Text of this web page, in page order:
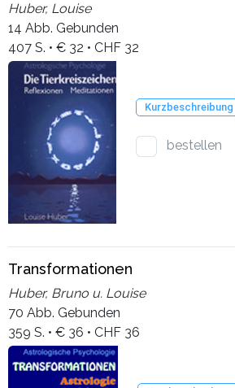
Huber, Louise
14 Abb. Gebunden
407 S. • € 32 • CHF 32
Kurzbeschreibung
bestellen
Transformationen
Huber, Bruno u. Louise
70 Abb. Gebunden
359 S. • € 36 • CHF 36